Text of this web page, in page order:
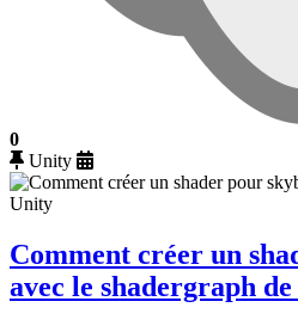
0
Unity
Comment créer un
avec le shadergraph